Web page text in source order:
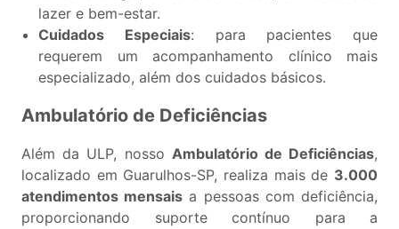
lazer e bem-estar.
Cuidados Especiais: para pacientes que
requerem um acompanhamento clínico mais
especializado, além dos cuidados básicos.
Ambulatório de Deficiências
Além da ULP, nosso Ambulatório de Deficiências,
localizado em Guarulhos-SP, realiza mais de 3.000
atendimentos mensais a pessoas com deficiência,
proporcionando suporte contínuo para a